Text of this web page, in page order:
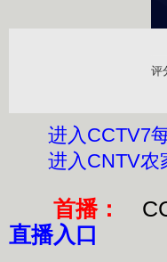
评
进入CCTV7
进入CNTV农
首播：
直播入口